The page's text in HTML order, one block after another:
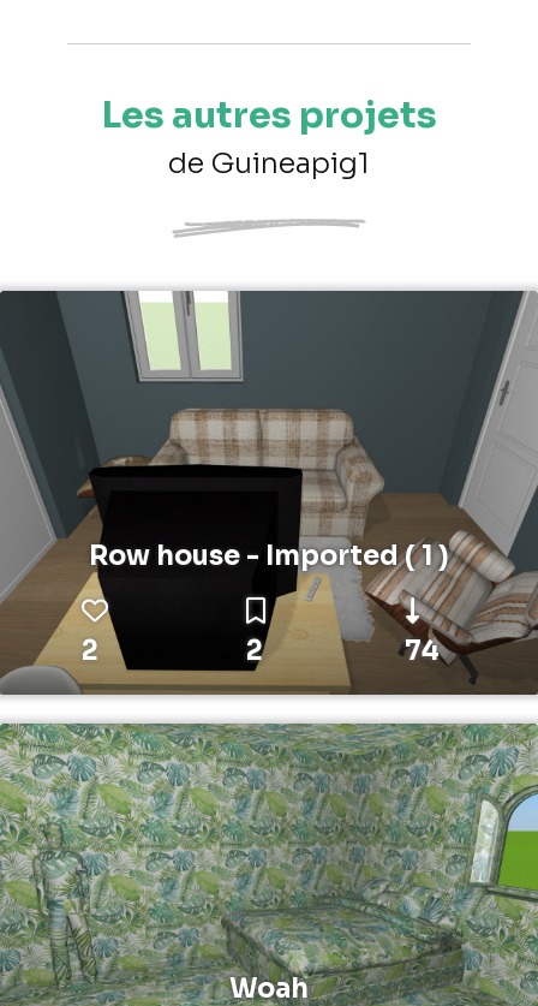
Les autres projets
de Guineapig1
Row house - Imported ( 1 )
2 2 74
Woah